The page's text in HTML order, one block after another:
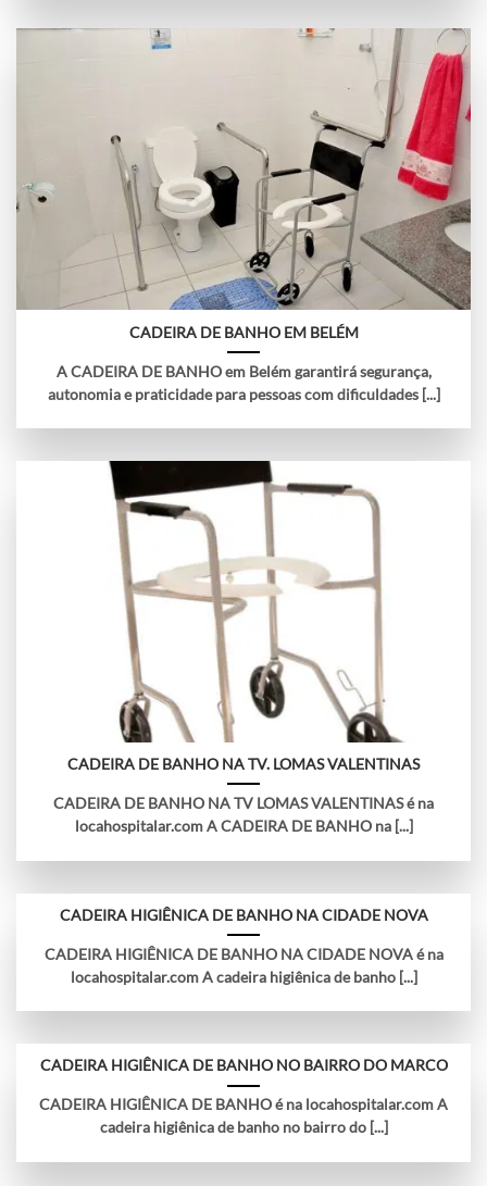
CADEIRA DE BANHO EM BELÉM
A CADEIRA DE BANHO em Belém garantirá segurança,
autonomia e praticidade para pessoas com dificuldades [...]
CADEIRA DE BANHO NA TV. LOMAS VALENTINAS
CADEIRA DE BANHO NA TV LOMAS VALENTINAS é na
locahospitalar.com A CADEIRA DE BANHO na [...]
CADEIRA HIGIÊNICA DE BANHO NA CIDADE NOVA
CADEIRA HIGIÊNICA DE BANHO NA CIDADE NOVA é na
locahospitalar.com A cadeira higiênica de banho [...]
CADEIRA HIGIÊNICA DE BANHO NO BAIRRO DO MARCO
CADEIRA HIGIÊNICA DE BANHO é na locahospitalar.com A
cadeira higiênica de banho no bairro do [...]